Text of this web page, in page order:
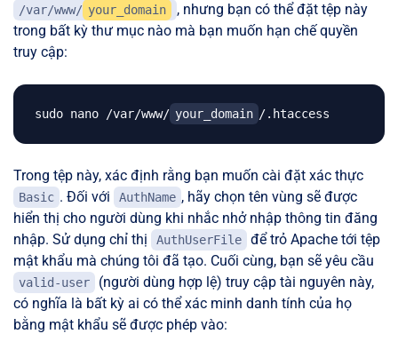
/var/www/ your_domain
, nhưng bạn có thể đặt tệp này
trong bất kỳ thư mục nào mà bạn muốn hạn chế quyền
truy cập:
sudo nano /var/www/ your_domain
Trong tệp này, xác định rằng bạn muốn cài đặt xác thực
Basic . Đối với AuthName , hãy chọn tên vùng sẽ được
hiển thị cho người dùng khi nhắc nhở nhập thông tin đăng
nhập. Sử dụng chỉ thị
AuthUserFile
để trỏ Apache tới tệp
mật khẩu mà chúng tôi đã tạo. Cuối cùng, bạn sẽ yêu cầu
valid-user
(người dùng hợp lệ) truy cập tài nguyên này,
có nghĩa là bất kỳ ai có thể xác minh danh tính của họ
bằng mật khẩu sẽ được phép vào: